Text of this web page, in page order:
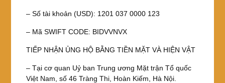
– Số tài khoản (USD): 1201 037 0000 123
– Mã SWIFT CODE: BIDVVNVX
TIẾP NHẬN ỦNG HỘ BẰNG TIỀN MẶT VÀ HIỆN VẬT
– Tại cơ quan Uỷ ban Trung ương Mặt trận Tổ quốc
Việt Nam, số 46 Tràng Thi, Hoàn Kiếm, Hà Nội.